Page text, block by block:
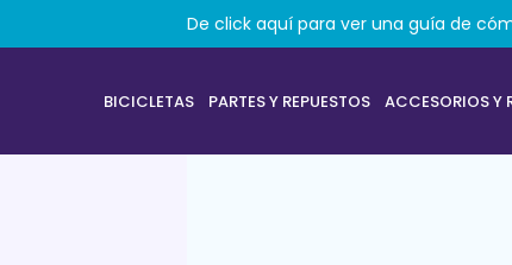
BICICLETAS PARTES Y REPUESTOS ACCESORIOS Y
De click aquí para ver una guía de